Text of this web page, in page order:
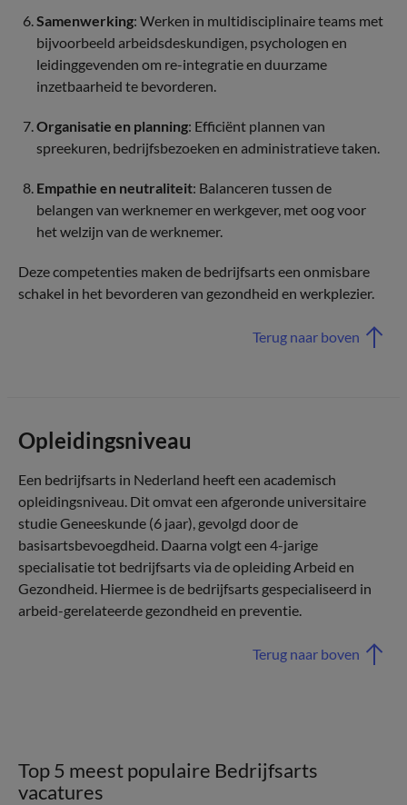
Samenwerking: Werken in multidisciplinaire teams met
bijvoorbeeld arbeidsdeskundigen, psychologen en
leidinggevenden om re-integratie en duurzame
inzetbaarheid te bevorderen.
Organisatie en planning: Efficiënt plannen van
spreekuren, bedrijfsbezoeken en administratieve taken.
Empathie en neutraliteit: Balanceren tussen de
belangen van werknemer en werkgever, met oog voor
het welzijn van de werknemer.
Deze competenties maken de bedrijfsarts een onmisbare
schakel in het bevorderen van gezondheid en werkplezier.
Terug naar boven
Opleidingsniveau
Een bedrijfsarts in Nederland heeft een academisch
opleidingsniveau. Dit omvat een afgeronde universitaire
studie Geneeskunde (6 jaar), gevolgd door de
basisartsbevoegdheid. Daarna volgt een 4-jarige
specialisatie tot bedrijfsarts via de opleiding Arbeid en
Gezondheid. Hiermee is de bedrijfsarts gespecialiseerd in
arbeid-gerelateerde gezondheid en preventie.
Terug naar boven
Top 5 meest populaire Bedrijfsarts
vacatures